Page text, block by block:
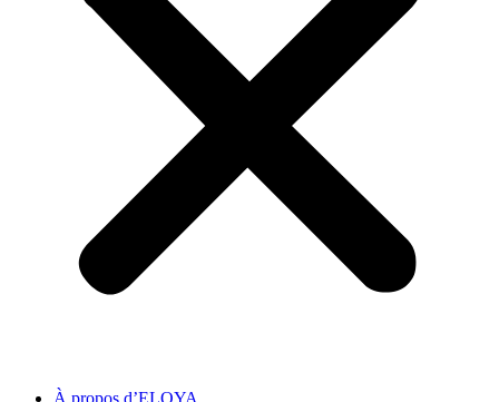
À propos d’ELOYA